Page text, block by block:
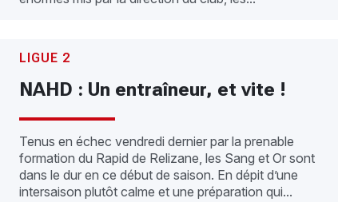
LIGUE 2
NAHD : Un entraîneur, et vite !
Tenus en échec vendredi dernier par la prenable
formation du Rapid de Relizane, les Sang et Or sont
dans le dur en ce début de saison. En dépit d’une
intersaison plutôt calme et une préparation qui...